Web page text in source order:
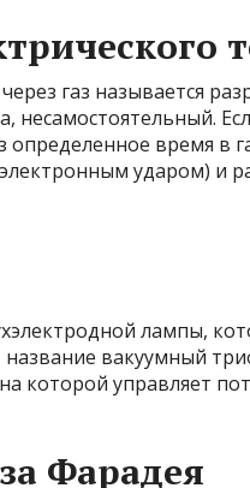
газ называется
несамостоятельный.
время в
ударом) и
лампы,
вакуумный
которой управляет
Фарадея